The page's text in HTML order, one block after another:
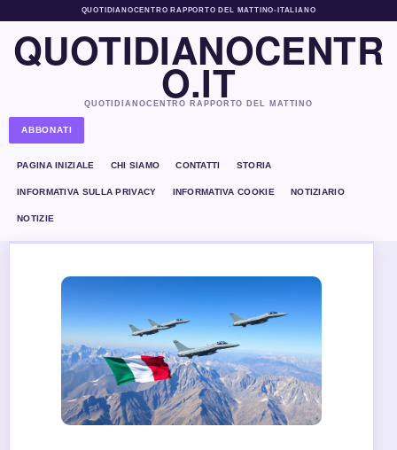
QUOTIDIANOCENTRO RAPPORTO DEL MATTINO• ITALIANO
QUOTIDIANOCENTR
O.IT
QUOTIDIANOCENTRO RAPPORTO DEL MATTINO
ABBONATI
PAGINA INIZIALE CHI SIAMO CONTATTI STORIA
INFORMATIVA SULLA PRIVACY INFORMATIVA COOKIE NOTIZIARIO
NOTIZIE